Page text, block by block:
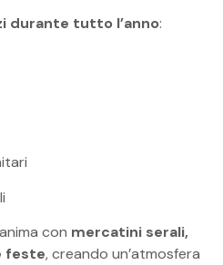
durante tutto l’anno:
con mercatini serali,
feste, creando un’atmosfera